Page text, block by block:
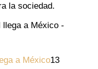
la sociedad.
a México13